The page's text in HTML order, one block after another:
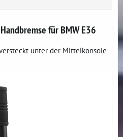
für BMW E36
unter der Mittelkonsole